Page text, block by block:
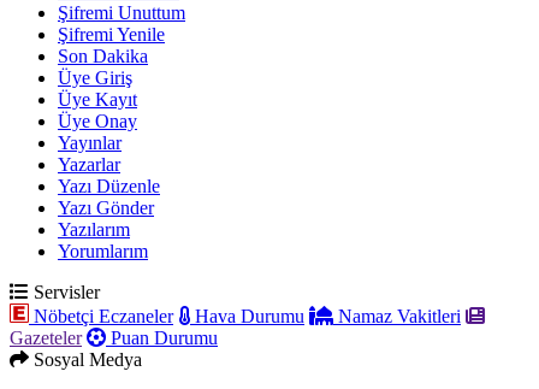
Şifremi Unuttum
Şifremi Yenile
Son Dakika
Üye Giriş
Üye Kayıt
Üye Onay
Yayınlar
Yazarlar
Yazı Düzenle
Yazı Gönder
Yazılarım
Yorumlarım
Servisler
Nöbetçi Eczaneler
Hava Durumu
Namaz Vakitleri
Gazeteler
Puan Durumu
Sosyal Medya